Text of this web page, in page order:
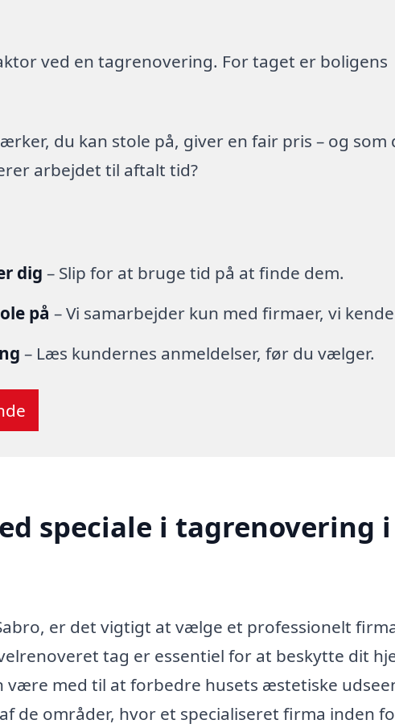
ved en tagrenovering. For taget er boligens
du kan stole på, giver en fair pris – og som
arbejdet til aftalt tid?
dig – Slip for at bruge tid på at finde dem.
på – Vi samarbejder kun med firmaer, vi
– Læs kundernes anmeldelser, før du vælger.
speciale i tagrenovering i
er det vigtigt at vælge et professionelt
tag er essentiel for at beskytte dit
være med til at forbedre husets æstetiske
de områder, hvor et specialiseret firma inden